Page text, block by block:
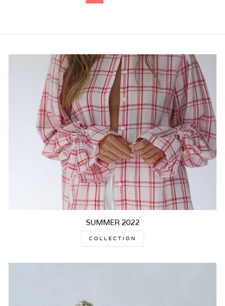
SUMMER 2022
COLLECTION